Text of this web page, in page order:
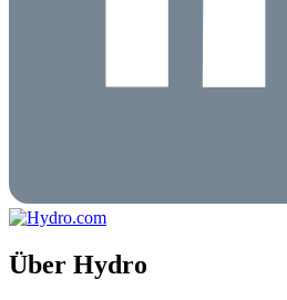
Über Hydro